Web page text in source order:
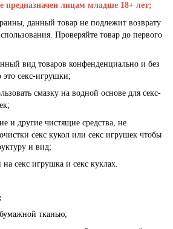
предназначен лицам младше 18+ лет;
данный товар не подлежит возврату
Проверяйте товар до первого
вид товаров конфенденциально и без
секс-игрушки;
смазку на водной основе для секс-
и другие чистящие средства, не
секс кукол или секс игрушек чтобы
и вид;
секс игрушка и секс куклах.
тканью;